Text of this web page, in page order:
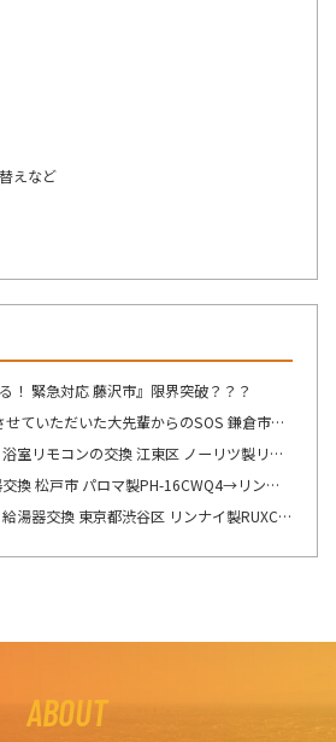
えなど
！ 緊急対応 藤沢市』限界突破？？？
『2017年1/21に交換をさせていただいた大先輩からのSOS 鎌倉市』この週末は、少しゆっくり出来そうです！！！
『リモコンが使いない！ 浴室リモコンの交換 江東区 ノーリツ製リモコン RC-8201Sの交換』自然の驚異を感じますね。
『お湯が出ない！ 給湯器交換 松戸市 パロマ製PH-16CWQ4→リンナイ製RUX-A1616B(A)-E へ交換』ここの所、リモコンの不具合のご連絡を多くて驚きます。
『給湯器内部から水漏れ 給湯器交換 東京都渋谷区 リンナイ製RUXC-V2403W→リンナイ製RUXC-A2400W(A) へ交換』苦行ですね！！！！！
ABOUT